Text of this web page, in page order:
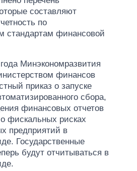
составляют
по
стандартам финансовой
Минэкономразвития
финансов
приказ о запуске
сбора,
финансовых отчетов
фискальных рисках
предприятий в
Государственные
будут отчитываться в